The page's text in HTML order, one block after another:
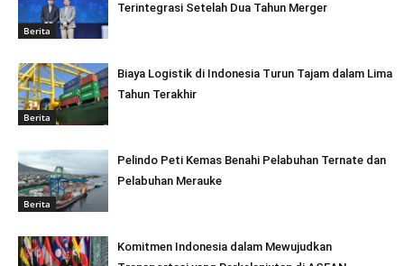
Berita
Terintegrasi Setelah Dua Tahun Merger
Berita
Biaya Logistik di Indonesia Turun Tajam dalam Lima
Tahun Terakhir
Berita
Pelindo Peti Kemas Benahi Pelabuhan Ternate dan
Pelabuhan Merauke
Komitmen Indonesia dalam Mewujudkan